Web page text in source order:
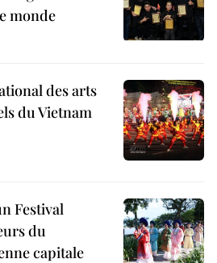
monde
des arts
du Vietnam
Festival
du
capitale